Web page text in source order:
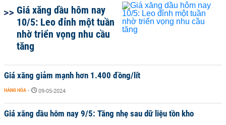
Giá xăng dầu hôm nay
10/5: Leo đỉnh một tuần
nhờ triển vọng nhu cầu
tăng
Giá xăng giảm mạnh hơn 1.400 đồng/lít
HÀNG HÓA - 09-05-2024
Giá xăng dầu hôm nay 9/5: Tăng nhẹ sau dữ liệu tồn kho